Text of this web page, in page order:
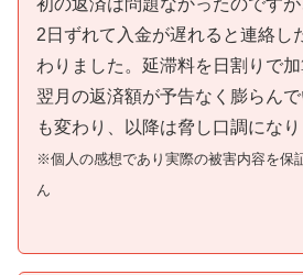
2日ずれて入金が遅れると連絡し
わりました。延滞料を日割りで加
翌月の返済額が予告なく膨らん
も変わり、以降は脅し口調になり
※個人の感想であり実際の被害内容を保
ん